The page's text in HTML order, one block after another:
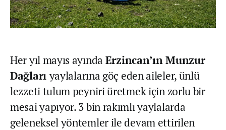
Her yıl mayıs ayında Erzincan’ın Munzur
Dağlarıyaylalarına göç eden aileler, ünlü
lezzeti tulum peyniri üretmek için zorlu bir
mesai yapıyor. 3 bin rakımlı yaylalarda
geleneksel yöntemler ile devam ettirilen